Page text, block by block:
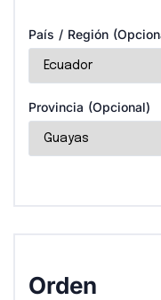
País / Región
Provincia (opcional)
Orden